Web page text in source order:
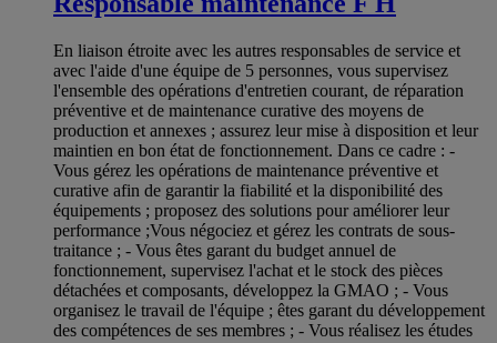
En liaison étroite avec les autres responsables de service et
avec l'aide d'une équipe de 5 personnes, vous supervisez
l'ensemble des opérations d'entretien courant, de réparation
préventive et de maintenance curative des moyens de
production et annexes ; assurez leur mise à disposition et leur
maintien en bon état de fonctionnement. Dans ce cadre : -
Vous gérez les opérations de maintenance préventive et
curative afin de garantir la fiabilité et la disponibilité des
équipements ; proposez des solutions pour améliorer leur
performance ;Vous négociez et gérez les contrats de sous-
traitance ; - Vous êtes garant du budget annuel de
fonctionnement, supervisez l'achat et le stock des pièces
détachées et composants, développez la GMAO ; - Vous
organisez le travail de l'équipe ; êtes garant du développement
des compétences de ses membres ; - Vous réalisez les études